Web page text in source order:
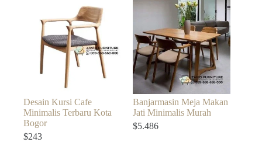
Desain Kursi Cafe
Minimalis Terbaru Kota
Bogor
$243
Banjarmasin Meja Makan
Jati Minimalis Murah
$5.486